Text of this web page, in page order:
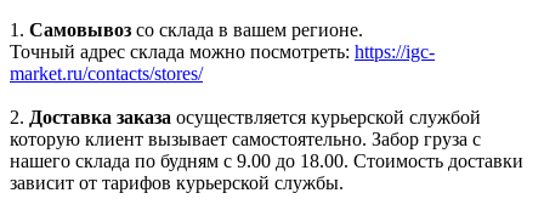
1. Самовывоз со склада в вашем регионе.
Точный адрес склада можно посмотреть: https://igc-
market.ru/contacts/stores/
2. Доставка заказа осуществляется курьерской службой
которую клиент вызывает самостоятельно. Забор груза с
нашего склада по будням с 9.00 до 18.00. Стоимость доставки
зависит от тарифов курьерской службы.